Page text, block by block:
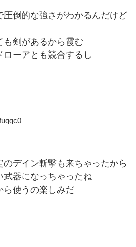
圧倒的な強さがわかるんだけど
も剣があるから霞む
ーアとも競合するし
のデイン斬撃も来ちゃったから
武器になっちゃったね
ら使うの楽しみだ